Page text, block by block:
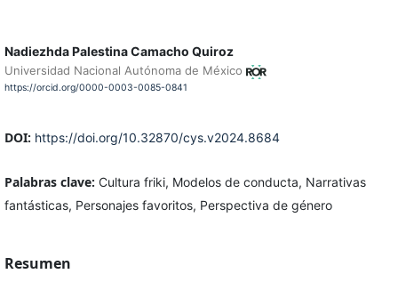
Nadiezhda Palestina Camacho Quiroz
Universidad Nacional Autónoma de México
https://orcid.org/0000-0003-0085-0841
DOI: https://doi.org/10.32870/cys.v2024.8684
Palabras clave: Cultura friki, Modelos de conducta, Narrativas
fantásticas, Personajes favoritos, Perspectiva de género
Resumen